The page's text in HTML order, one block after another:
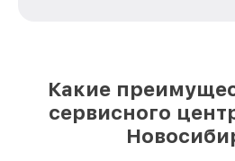
Какие
сервисного